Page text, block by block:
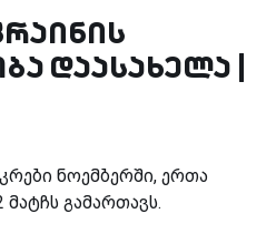
დაასახელა |
ნოემბერში, ერთა
გამართავს.